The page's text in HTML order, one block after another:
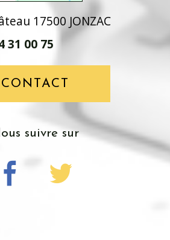
17500 JONZAC
31 00 75
CONTACT
Nous suivre sur